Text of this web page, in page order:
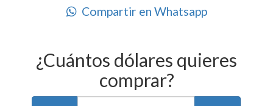
Compartir en Whatsapp
¿Cuántos dólares quieres
comprar?